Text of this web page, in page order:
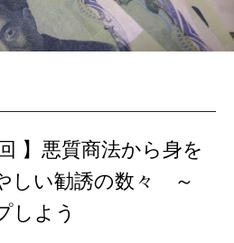
】悪質商法から身を
い勧誘の数々
～
しよう